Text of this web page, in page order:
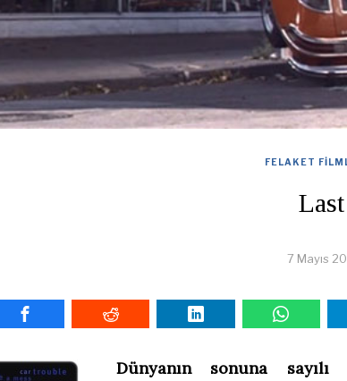
FELAKET
7 Mayıs
Dünyanın sonuna